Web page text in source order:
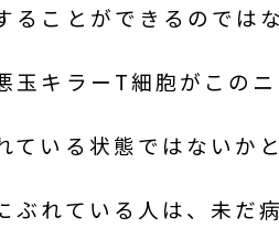
ることができるのでは
玉キラーT細胞がこの
ている状態ではないか
ぶれている人は、未だ